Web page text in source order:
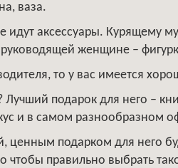
ваза.
идут аксессуары. Курящему
женщине –
то у вас имеется
подарок для него –
и в самом разнообразном
ценным подарком для него
чтобы правильно выбрать